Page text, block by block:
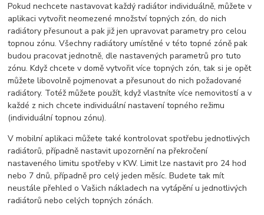
Pokud nechcete nastavovat každý radiátor individuálně, můžete v
aplikaci vytvořit neomezené množství topných zón, do nich
radiátory přesunout a pak již jen upravovat parametry pro celou
topnou zónu. Všechny radiátory umístěné v této topné zóně pak
budou pracovat jednotně, dle nastavených parametrů pro tuto
zónu. Když chcete v domě vytvořit více topných zón, tak si je opět
můžete libovolně pojmenovat a přesunout do nich požadované
radiátory. Totéž můžete použít, když vlastníte více nemovitostí a v
každé z nich chcete individuální nastavení topného režimu
(individuální topnou zónu).
V mobilní aplikaci můžete také kontrolovat spotřebu jednotlivých
radiátorů, případně nastavit upozornění na překročení
nastaveného limitu spotřeby v KW. Limit lze nastavit pro 24 hod
nebo 7 dnů, případně pro celý jeden měsíc. Budete tak mít
neustále přehled o Vašich nákladech na vytápění u jednotlivých
radiátorů nebo celých topných zónách.